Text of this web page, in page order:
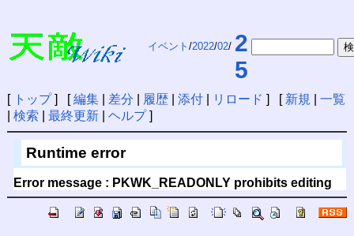
イベント /2022/02/ 2
5
[ トップ] [編集| 差分 履歴| 添付| リロード ] [ 新規
一覧
検索 最終更新| ヘルプ]
Runtime error
Error message : PKWK_READONLY prohibits editing